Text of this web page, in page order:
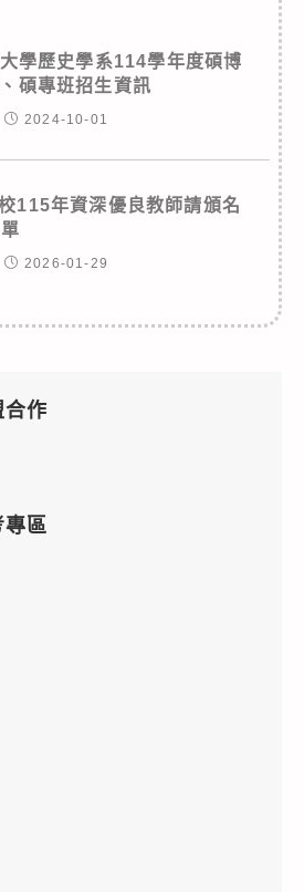
學歷史學系114學年度碩博
碩專班招生資訊
2024-10-01
115年資深優良教師請頒名
單
2026-01-29
合作
專區